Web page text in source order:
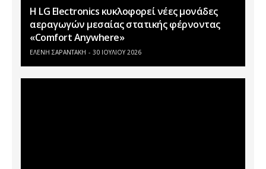
Η LG Electronics κυκλοφορεί νέες μονάδες
αεραγωγών μεσαίας στατικής φέρνοντας
«Comfort Anywhere»
ΕΛΕΝΗ ΣΑΡΑΝΤΑΚΗ 30 ΙΟΥΛΊΟΥ 2026